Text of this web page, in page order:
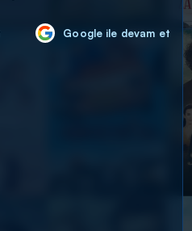
Google ile devam et